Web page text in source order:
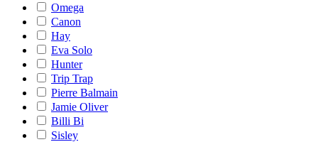
Omega
Canon
Hay
Eva Solo
Hunter
Trip Trap
Pierre Balmain
Jamie Oliver
Billi Bi
Sisley